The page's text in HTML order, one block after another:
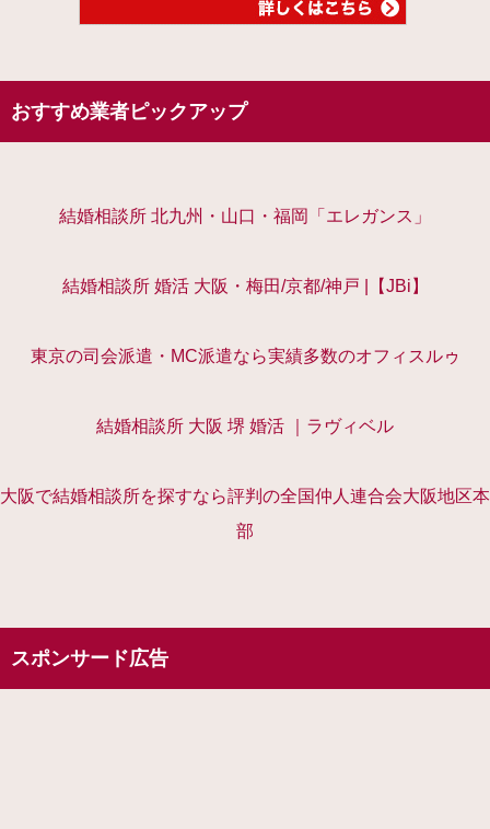
おすすめ業者ピックアップ
結婚相談所 北九州・山口・福岡「エレガンス」
結婚相談所 婚活 大阪・梅田/京都/神戸 |【JBi】
東京の司会派遣・MC派遣なら実績多数のオフィスルゥ
結婚相談所 大阪 堺 婚活 ｜ラヴィベル
大阪で結婚相談所を探すなら評判の全国仲人連合会大阪地区本
部
スポンサード広告